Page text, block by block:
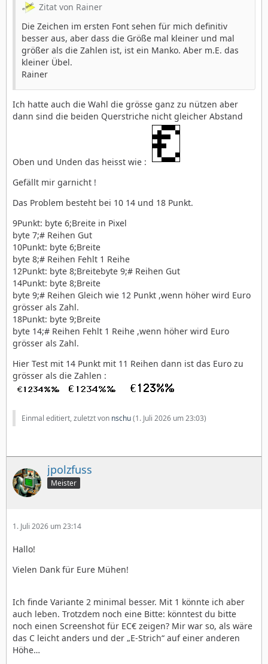
Zitat von Rainer
Die Zeichen im ersten Font sehen für mich definitiv
besser aus, aber dass die Größe mal kleiner und mal
größer als die Zahlen ist, ist ein Manko. Aber m.E. das
kleiner Übel.
Rainer
Ich hatte auch die Wahl die grösse ganz zu nützen aber
dann sind die beiden Querstriche nicht gleicher Abstand
Oben und Unden das heisst wie :
Gefällt mir garnicht !
Das Problem besteht bei 10 14 und 18 Punkt.
9Punkt: byte 6;Breite in Pixel
byte 7;# Reihen Gut
10Punkt: byte 6;Breite
byte 8;# Reihen Fehlt 1 Reihe
12Punkt: byte 8;Breitebyte 9;# Reihen Gut
14Punkt: byte 8;Breite
byte 9;# Reihen Gleich wie 12 Punkt ,wenn höher wird Euro
grösser als Zahl.
18Punkt: byte 9;Breite
byte 14;# Reihen Fehlt 1 Reihe ,wenn höher wird Euro
grösser als Zahl.
Hier Test mit 14 Punkt mit 11 Reihen dann ist das Euro zu
grösser als die Zahlen :
Einmal editiert, zuletzt von nschu(1. Juli 2026 um 23:03)
jpolzfuss
Meister
1. Juli 2026 um 23:14
Hallo!
Vielen Dank für Eure Mühen!
Ich finde Variante 2 minimal besser. Mit 1 könnte ich aber
auch leben. Trotzdem noch eine Bitte: könntest du bitte
noch einen Screenshot für EC€ zeigen? Mir war so, als wäre
das C leicht anders und der „E-Strich“ auf einer anderen
Höhe…